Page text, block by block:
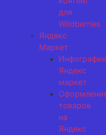
для
Wildberries
Яндекс
Маркет
Яндекс
маркет
товаров
на
Яндекс